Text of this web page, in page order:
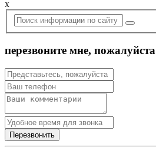
x
перезвоните мне, пожалуйста